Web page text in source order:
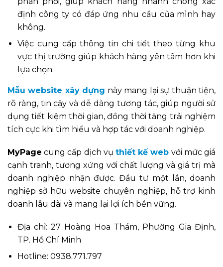
định công ty có đáp ứng nhu cầu của mình hay
không.
Việc cung cấp thông tin chi tiết theo từng khu
vực thị trường giúp khách hàng yên tâm hơn khi
lựa chọn.
Mẫu website xây dựng này mang lại sự thuận tiện,
rõ ràng, tin cậy và dễ dàng tương tác, giúp người sử
dụng tiết kiệm thời gian, đồng thời tăng trải nghiệm
tích cực khi tìm hiểu và hợp tác với doanh nghiệp.
MyPage cung cấp dịch vụ thiết kế web với mức giá
cạnh tranh, tương xứng với chất lượng và giá trị mà
doanh nghiệp nhận được. Đầu tư một lần, doanh
nghiệp sở hữu website chuyên nghiệp, hỗ trợ kinh
doanh lâu dài và mang lại lợi ích bền vững.
Địa chỉ: 27 Hoàng Hoa Thám, Phường Gia Định,
TP. Hồ Chí Minh
Hotline: 0938.771.797